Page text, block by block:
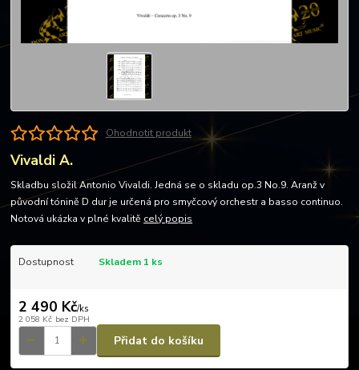
Ohodnotit produkt
Vivaldi A.
Skladbu složil Antonio Vivaldi. Jedná se o skladu op.3 No.9. Aranž v
původní tónině D dur je určená pro smyčcový orchestr a basso continuo.
Notová ukázka v plné kvalitě celý popis
Dostupnost Skladem 1 ks
2 490 Kč/ks
2 058 Kč bez DPH
Přidat do košíku